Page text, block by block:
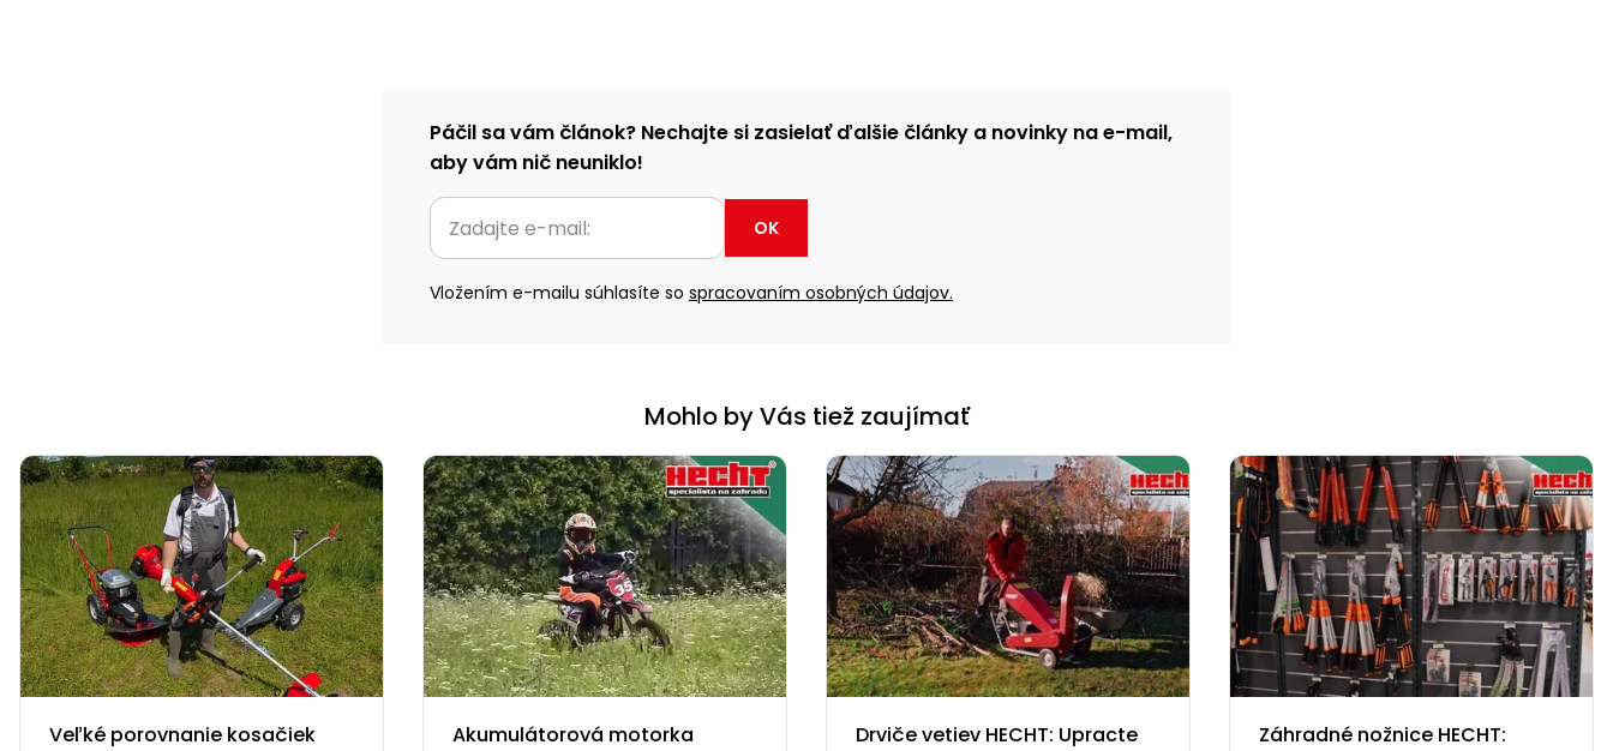
Páčil sa vám článok? Nechajte si zasielať ďalšie články a novinky na e-mail,
aby vám nič neuniklo!
OK
Vložením e-mailu súhlasíte so spracovaním osobných údajov.
Mohlo by Vás tiež zaujímať
Veľké porovnanie kosačiek
Akumulátorová motorka
Drviče vetiev HECHT: Upracte
Záhradné nožnice HECHT: